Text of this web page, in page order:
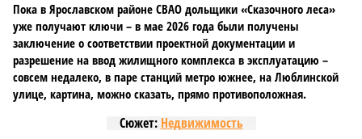
Пока в Ярославском районе СВАО дольщики «Сказочного леса»
уже получают ключи – в мае 2026 года были получены
заключение о соответствии проектной документации и
разрешение на ввод жилищного комплекса в эксплуатацию –
совсем недалеко, в паре станций метро южнее, на Люблинской
улице, картина, можно сказать, прямо противоположная.
Сюжет: Недвижимость